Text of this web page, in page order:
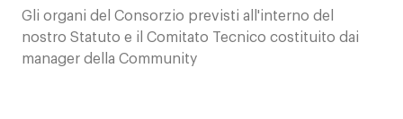
Gli organi del Consorzio previsti all'interno del
nostro Statuto e il Comitato Tecnico costituito dai
manager della Community